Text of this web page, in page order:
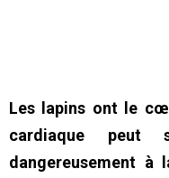
Les lapins ont le
cardiaque peut
dangereusement à